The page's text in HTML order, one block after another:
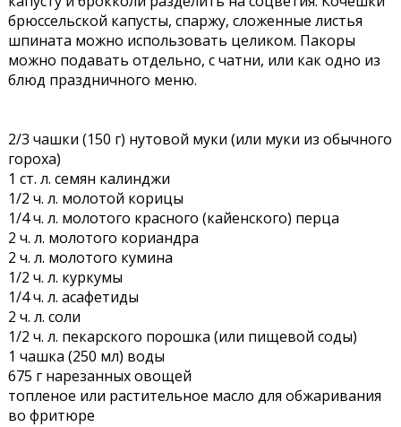
брюссельской капусты, спаржу, сложенные листья
шпината можно использовать целиком. Пакоры
можно подавать отдельно, с чатни, или как одно из
блюд праздничного меню.
2/3 чашки (150 г) нутовой муки (или муки из обычного
гороха)
1 ст. л. семян калинджи
1/2 ч. л. молотой корицы
1/4 ч. л. молотого красного (кайенского) перца
2 ч. л. молотого кориандра
2 ч. л. молотого кумина
1/2 ч. л. куркумы
1/4 ч. л. асафетиды
2 ч. л. соли
1/2 ч. л. пекарского порошка (или пищевой соды)
1 чашка (250 мл) воды
675 г нарезанных овощей
топленое или растительное масло для обжаривания
во фритюре